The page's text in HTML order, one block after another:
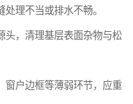
理不当或排水不畅。
头，清理基层表面杂物与松
窗户边框等薄弱环节，应重